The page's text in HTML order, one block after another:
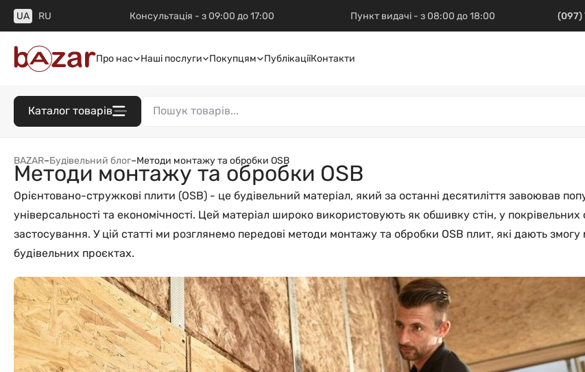
UA RU Консультація - з 09:00 до 17:00 Пункт видачі - з 08:00 до 18:00
Про нас Наші послуги Покупцям ПублікаціїКонтакти
Каталог товарів
BAZAR–Будівельний блог–Методи монтажу та обробки OSB
Методи монтажу та обробки OSB
Орієнтовано-стружкові плити (OSB) - це будівельний матеріал, який за останні десятиліття завоював
універсальності та економічності. Цей матеріал широко використовують як обшивку стін, у
застосування. У цій статті ми розглянемо передові методи монтажу та обробки OSB плит, які дають
будівельних проєктах.